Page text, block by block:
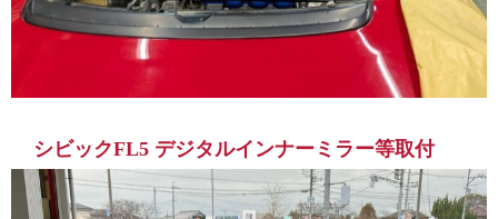
シビックFL5 デジタルインナーミラー等取付